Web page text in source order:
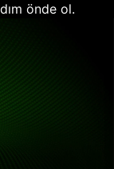
önde ol.